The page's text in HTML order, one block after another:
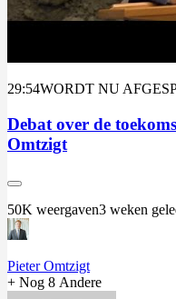
29:54WORDT NU
Debat over de
Omtzigt
50K weergaven3 weken
Pieter Omtzigt
+ Nog 8 Andere